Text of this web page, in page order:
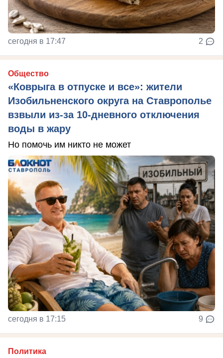
сегодня в 17:47 2
Общество
«Коврыга в отпуске и все»: жители
Изобильненского округа на Ставрополье
взвыли из-за 10-дневного отключения
воды в жару
Но помочь им никто не может
сегодня в 17:15 9
Политика